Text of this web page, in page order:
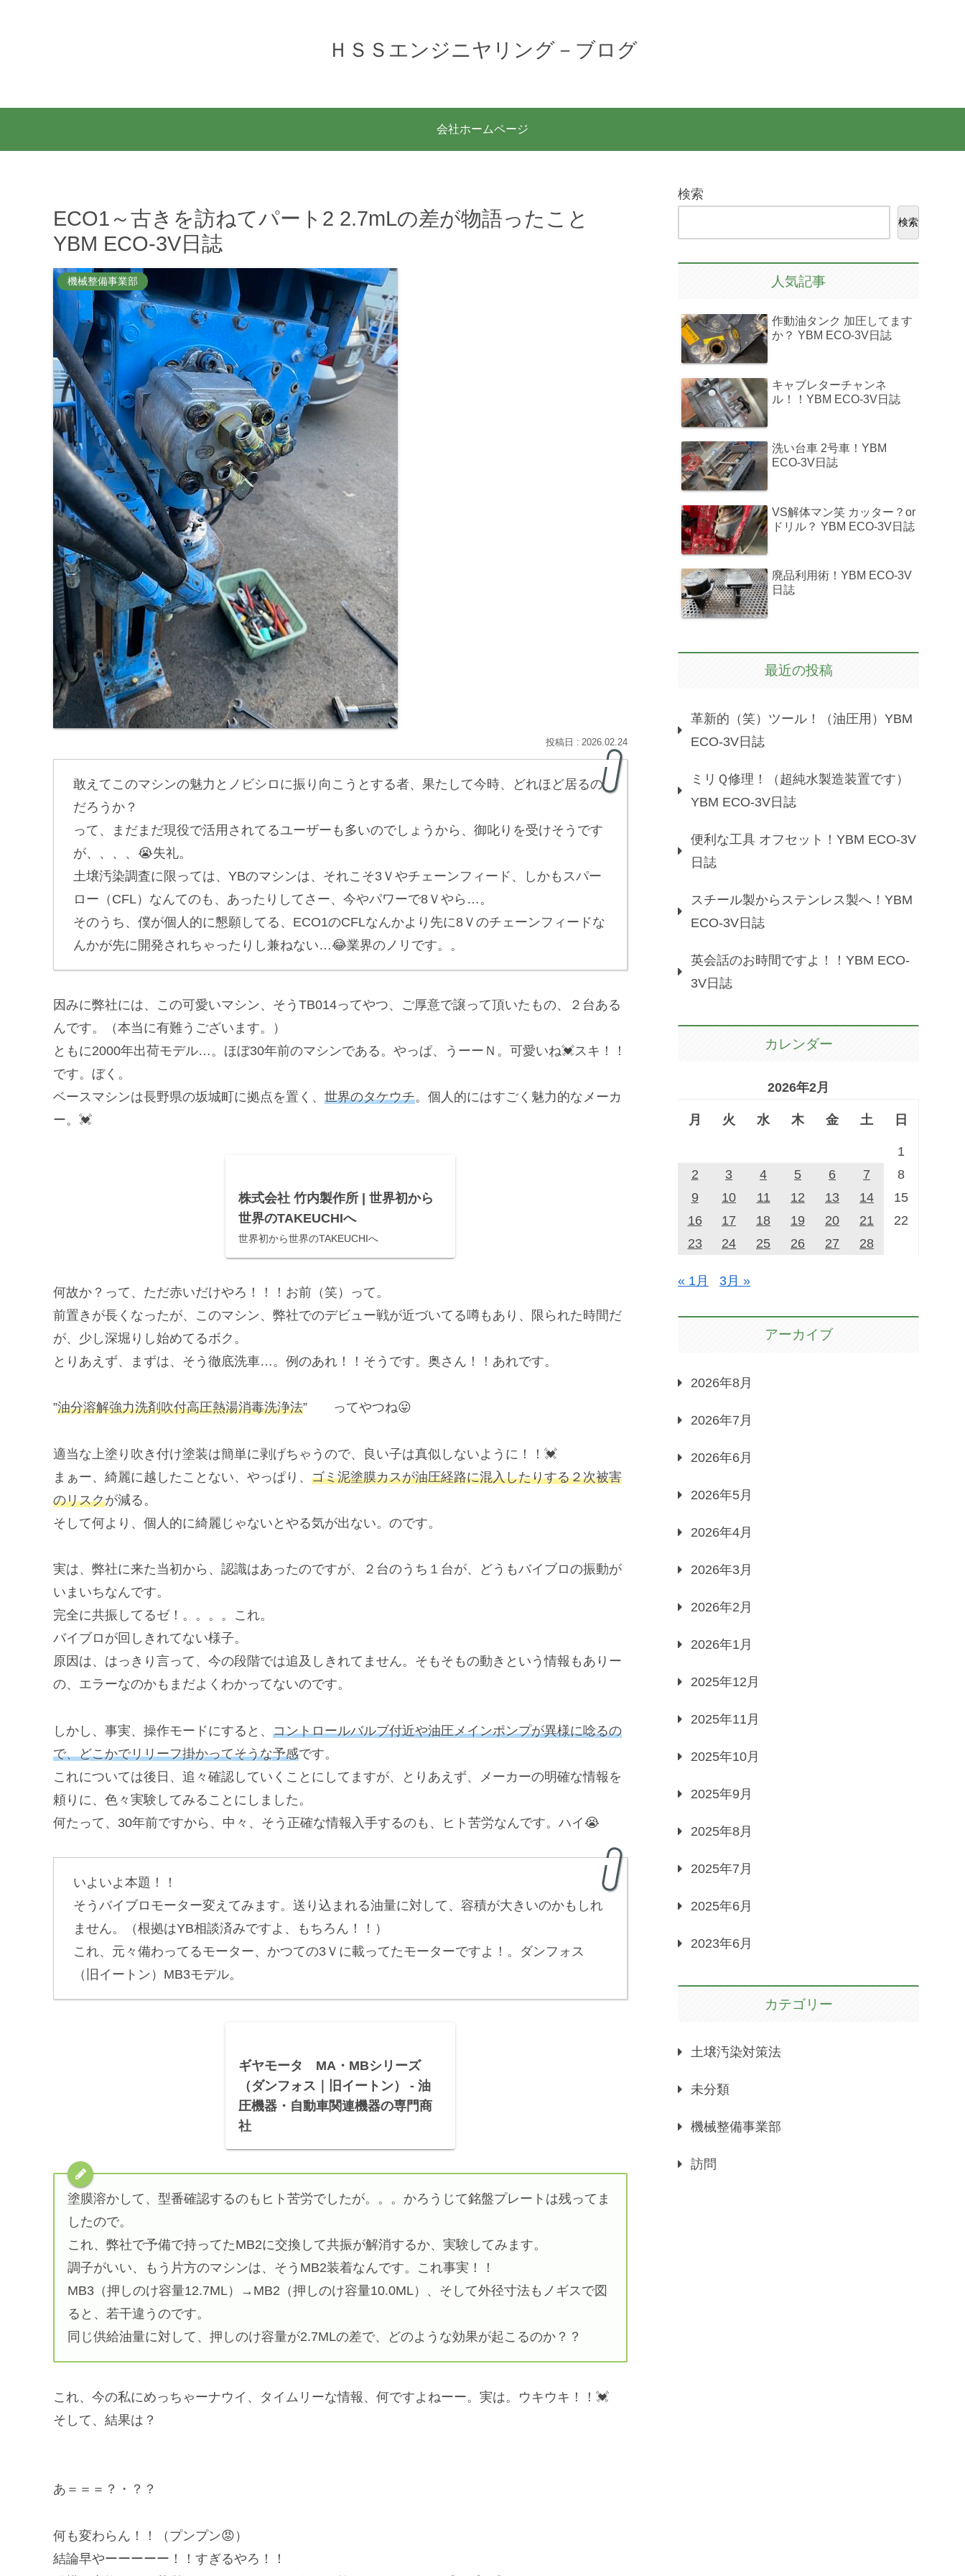
ＨＳＳエンジニヤリング－ブログ
会社ホームページ
ECO1～古きを訪ねてパート2 2.7mLの差が物語ったこと
YBM ECO-3V日誌
機械整備事業部
2026.02.24
敢えてこのマシンの魅力とノビシロに振り向こうとする者、果たして今時、どれほど居るの
だろうか？
って、まだまだ現役で活用されてるユーザーも多いのでしょうから、御叱りを受けそうです
が、、、、😭失礼。
土壌汚染調査に限っては、YBのマシンは、それこそ3Ｖやチェーンフィード、しかもスパー
ロー（CFL）なんてのも、あったりしてさー、今やパワーで8Ｖやら…。
そのうち、僕が個人的に懇願してる、ECO1のCFLなんかより先に8Ｖのチェーンフィードな
んかが先に開発されちゃったりし兼ねない…😂業界のノリです。。
因みに弊社には、この可愛いマシン、そうTB014ってやつ、ご厚意で譲って頂いたもの、２台ある
んです。（本当に有難うございます。）
ともに2000年出荷モデル…。ほぼ30年前のマシンである。やっぱ、うーーＮ。可愛いね💓スキ！！
です。ぼく。
ベースマシンは長野県の坂城町に拠点を置く、 世界のタケウチ。個人的にはすごく魅力的なメーカ
ー。💓
株式会社 竹内製作所 | 世界初から
世界のTAKEUCHIへ
世界初から世界のTAKEUCHIへ
何故か？って、ただ赤いだけやろ！！！お前（笑）って。
前置きが長くなったが、このマシン、弊社でのデビュー戦が近づいてる噂もあり、限られた時間だ
が、少し深堀りし始めてるボク。
とりあえず、まずは、そう徹底洗車…。例のあれ！！そうです。奥さん！！あれです。
”油分溶解強力洗剤吹付高圧熱湯消毒洗浄法” ってやつね😛
適当な上塗り吹き付け塗装は簡単に剥げちゃうので、良い子は真似しないように！！💓
まぁー、綺麗に越したことない、やっぱり、 ゴミ泥塗膜カスが油圧経路に混入したりする２次被害
のリスクが減る。
そして何より、個人的に綺麗じゃないとやる気が出ない。のです。
実は、弊社に来た当初から、認識はあったのですが、２台のうち１台が、どうもバイブロの振動が
いまいちなんです。
完全に共振してるゼ！。。。。これ。
バイブロが回しきれてない様子。
原因は、はっきり言って、今の段階では追及しきれてません。そもそもの動きという情報もありー
の、エラーなのかもまだよくわかってないのです。
しかし、事実、操作モードにすると、 コントロールバルブ付近や油圧メインポンプが異様に唸るの
で、どこかでリリーフ掛かってそうな予感です。
これについては後日、追々確認していくことにしてますが、とりあえず、メーカーの明確な情報を
頼りに、色々実験してみることにしました。
何たって、30年前ですから、中々、そう正確な情報入手するのも、ヒト苦労なんです。ハイ😭
いよいよ本題！！
そうバイブロモーター変えてみます。送り込まれる油量に対して、容積が大きいのかもしれ
ません。（根拠はYB相談済みですよ、もちろん！！）
これ、元々備わってるモーター、かつての3Ｖに載ってたモーターですよ！。ダンフォス
（旧イートン）MB3モデル。
ギヤモータ MA・MBシリーズ
（ダンフォス｜旧イートン） - 油
圧機器・自動車関連機器の専門商
社
塗膜溶かして、型番確認するのもヒト苦労でしたが。。。かろうじて銘盤プレートは残ってま
したので。
これ、弊社で予備で持ってたMB2に交換して共振が解消するか、実験してみます。
調子がいい、もう片方のマシンは、そうMB2装着なんです。これ事実！！
MB3（押しのけ容量12.7ML）→MB2（押しのけ容量10.0ML）、そして外径寸法もノギスで図
ると、若干違うのです。
同じ供給油量に対して、押しのけ容量が2.7MLの差で、どのような効果が起こるのか？？
これ、今の私にめっちゃーナウイ、タイムリーな情報、何ですよねーー。実は。ウキウキ！！💓
そして、結果は？
あ＝＝＝？・？？
何も変わらん！！（プンプン😡）
結論早やーーーーー！！すぎるやろ！！
検索
検索
人気記事
作動油タンク 加圧してます
か？ YBM ECO-3V日誌
キャブレターチャンネ
ル！！YBM ECO-3V日誌
洗い台車 2号車！YBM
ECO-3V日誌
VS解体マン笑 カッター？or
ドリル？ YBM ECO-3V日誌
廃品利用術！YBM ECO-3V
日誌
最近の投稿
革新的（笑）ツール！（油圧用）YBM
ECO-3V日誌
ミリＱ修理！（超純水製造装置です）
YBM ECO-3V日誌
便利な工具 オフセット！YBM ECO-3V
日誌
スチール製からステンレス製へ！YBM
ECO-3V日誌
英会話のお時間ですよ！！YBM ECO-
3V日誌
カレンダー
2026年2月
月 火 水 木 金 土 日
1
2
3 4 5 6 7
8
9
10 11 12 13 14
15
16
17 18 19 20 21
22
23
24 25 26 27 28
« 1月 3月 »
アーカイブ
2026年8月
2026年7月
2026年6月
2026年5月
2026年4月
2026年3月
2026年2月
2026年1月
2025年12月
2025年11月
2025年10月
2025年9月
2025年8月
2025年7月
2025年6月
2023年6月
カテゴリー
土壌汚染対策法
未分類
機械整備事業部
訪問